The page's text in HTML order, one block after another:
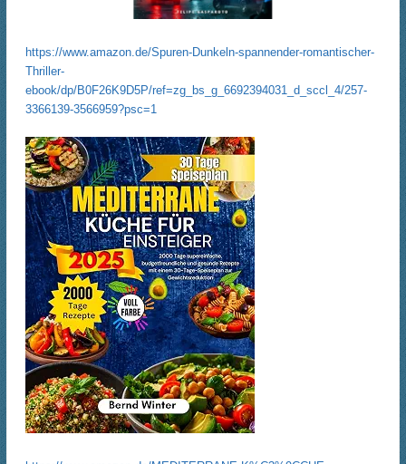
https://www.amazon.de/Spuren-Dunkeln-spannender-romantischer-
Thriller-
ebook/dp/B0F26K9D5P/ref=zg_bs_g_6692394031_d_sccl_4/257-
3366139-3566959?psc=1